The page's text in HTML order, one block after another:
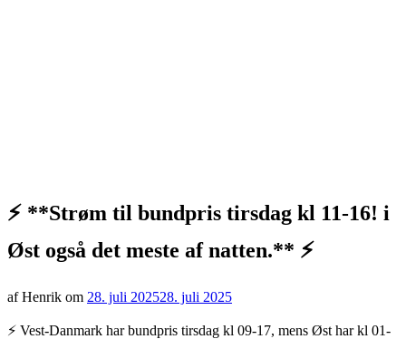
⚡️ **Strøm til bundpris tirsdag kl 11-16! i
Øst også det meste af natten.** ⚡️
af Henrik om 28. juli 202528. juli 2025
⚡️ Vest-Danmark har bundpris tirsdag kl 09-17, mens Øst har kl 01-